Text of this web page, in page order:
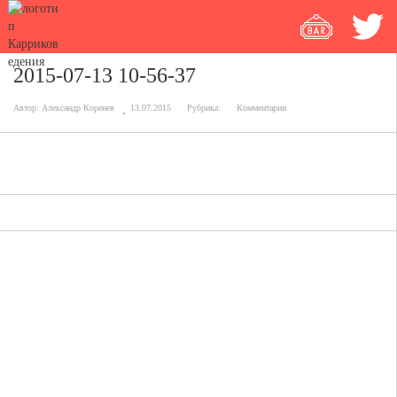
2015-07-13 10-56-37
Автор: Александр Коренев 13.07.2015 Рубрика: Комментарии